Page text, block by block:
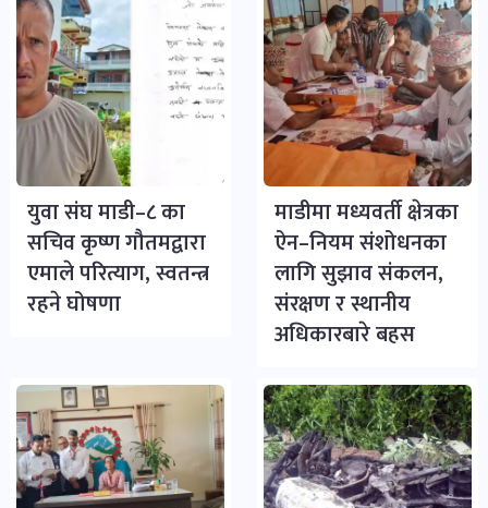
युवा संघ माडी–८ का
सचिव कृष्ण गौतमद्वारा
एमाले परित्याग, स्वतन्त्र
रहने घोषणा
माडीमा मध्यवर्ती क्षेत्रका
ऐन–नियम संशोधनका
लागि सुझाव संकलन,
संरक्षण र स्थानीय
अधिकारबारे बहस